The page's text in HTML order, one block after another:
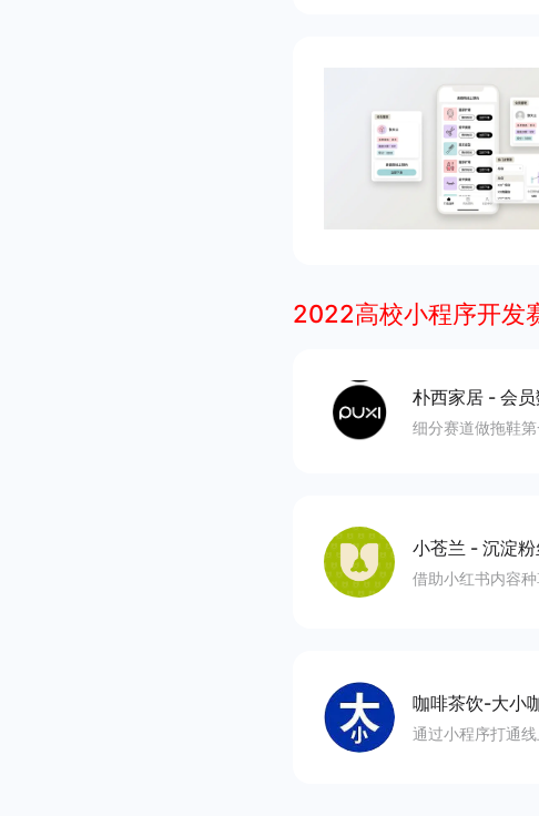
2022高校小程序开发
朴西家居 - 会
细分赛道做拖鞋
小苍兰 - 沉淀
借助小红书内容
咖啡茶饮-大小
通过小程序打通